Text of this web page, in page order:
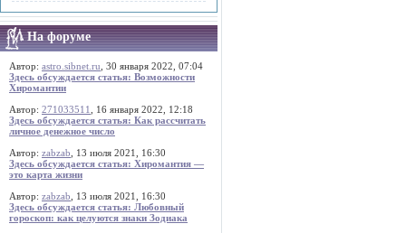
На форуме
Автор: astro.sibnet.ru , 30 января 2022, 07:04
Здесь обсуждается статья: Возможности
Хиромантии
Автор: 271033511
, 16 января 2022, 12:18
Здесь обсуждается статья: Как рассчитать
личное денежное число
Автор: zabzab , 13 июля 2021, 16:30
Здесь обсуждается статья: Хиромантия —
это карта жизни
Автор: zabzab , 13 июля 2021, 16:30
Здесь обсуждается статья: Любовный
гороскоп: как целуются знаки Зодиака